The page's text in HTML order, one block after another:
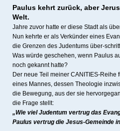
Paulus kehrt zurück, aber
Welt.
Jahre zuvor hatte er diese Stadt als
Nun kehrte er als Verkünder eines
die Grenzen des Judentums über-
Was würde geschehen, wenn Paulus
noch gekannt hatte?
Der neue Teil meiner CANITIES-Reihe
eines Mannes, dessen Theologie
die Bewegung, aus der sie
die Frage stellt:
„Wie viel Judentum vertrug das
Paulus vertrug die Jesus-Gemeinde